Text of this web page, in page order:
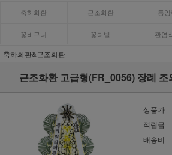
축하화환 근조화환 동
꽃바구니 꽃다발 관엽
축하화환&근조화환
근조화환 고급형(FR_0056) 장례
상품가
적립금
배송비